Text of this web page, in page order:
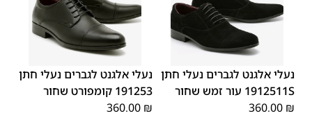
41
42
43
44
נעלי אלגנט לגברים נעלי חתן
1912511S עור זמש שחור
360.00 ₪
39
40
41
42
נעלי אלגנט לגברים נעלי חתן
191253 קומפורט שחור
360.00 ₪